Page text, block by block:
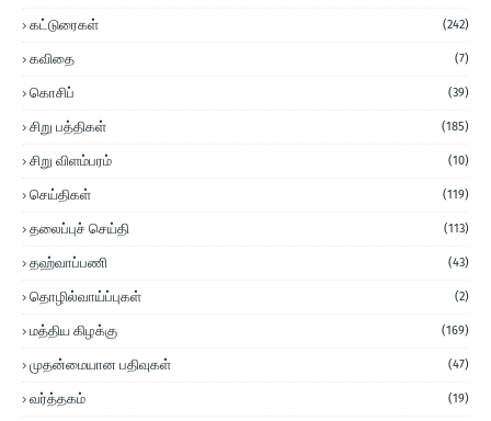
கட்டுரைகள் (242)
கவிதை (7)
கொசிப் (39)
சிறு பத்திகள் (185)
சிறு விளம்பரம் (10)
செய்திகள் (119)
தலைப்புச் செய்தி (113)
தஹ்வாப்பணி (43)
தொழில்வாய்ப்புகள் (2)
மத்திய கிழக்கு (169)
முதன்மையான பதிவுகள் (47)
வர்த்தகம் (19)